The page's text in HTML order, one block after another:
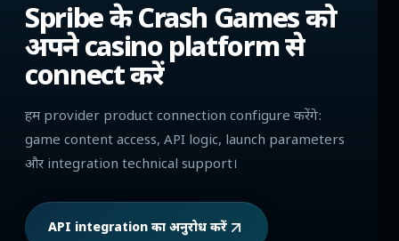
Spribe के Crash Games को
अपने casino platform से
connect करें
हम provider product connection configure करेंगे:
game content access, API logic, launch parameters
और integration technical support।
API integration का अनुरोध करें